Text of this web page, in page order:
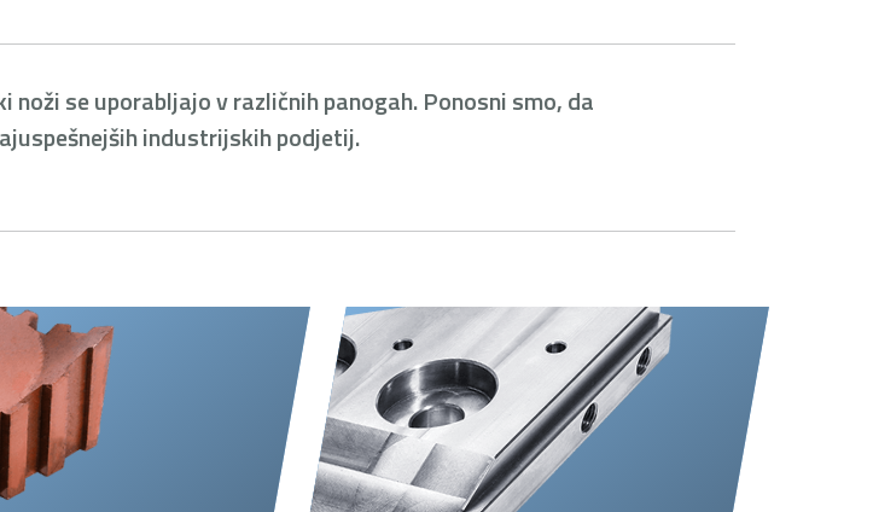
noži se uporabljajo v različnih panogah. Ponosni smo, da
industrijskih podjetij.